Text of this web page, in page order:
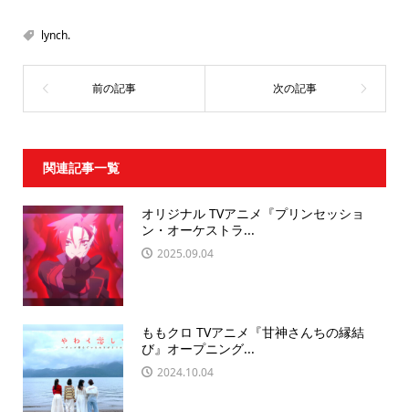
lynch.
関連記事一覧
オリジナル TVアニメ『プリンセッショ
ン・オーケストラ...
2025.09.04
ももクロ TVアニメ『甘神さんちの縁結
び』オープニング...
2024.10.04